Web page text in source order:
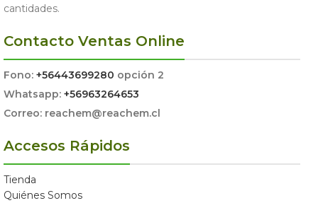
cantidades.
Contacto Ventas Online
Fono: +56443699280 opción 2
Whatsapp: +56963264653
Correo: reachem@reachem.cl
Accesos Rápidos
Tienda
Quiénes Somos